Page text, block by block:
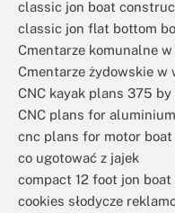
classic jon boat
classic jon flat bottom
Cmentarze komunalne
Cmentarze żydowskie
CNC kayak plans 375 by
CNC plans for
cnc plans for motor boat
co ugotować z jajek
compact 12 foot jon boat
cookies słodycze